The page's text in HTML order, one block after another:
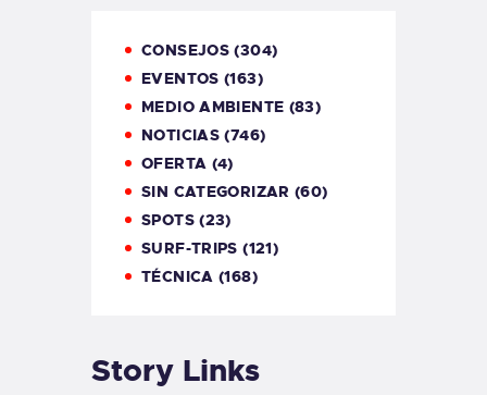
CONSEJOS (304)
EVENTOS (163)
MEDIO AMBIENTE (83)
NOTICIAS (746)
OFERTA (4)
SIN CATEGORIZAR (60)
SPOTS(23)
SURF-TRIPS (121)
TÉCNICA (168)
Story Links